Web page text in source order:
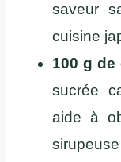
saveur
cuisine
100 g de
sucrée
aide à